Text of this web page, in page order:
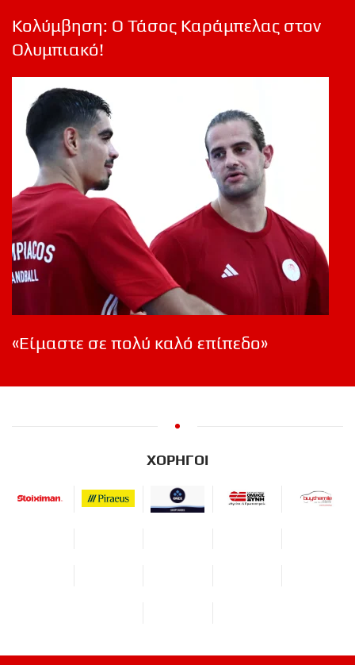
Κολύμβηση: Ο Τάσος Καράμπελας στον
Ολυμπιακό!
«Είμαστε σε πολύ καλό επίπεδο»
ΧΟΡΗΓΟΙ